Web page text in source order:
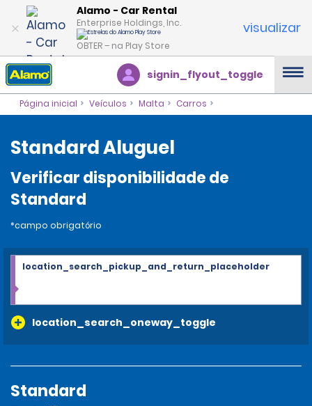
Alamo - Car Rental
Enterprise Holdings, Inc.
OBTER – na Play Store
visualizar
signin_flyout_toggle
Página inicial Veículos Malta Carros
Standard Aluguel
Verificar disponibilidade de
Standard
*campo obrigatório
location_search_oneway_toggle
location_search_pickup_and_return_placeholder
Standard